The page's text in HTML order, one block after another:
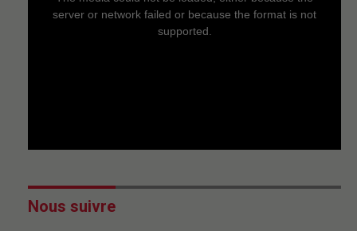
server or network failed or because the format is not
supported.
Nous suivre